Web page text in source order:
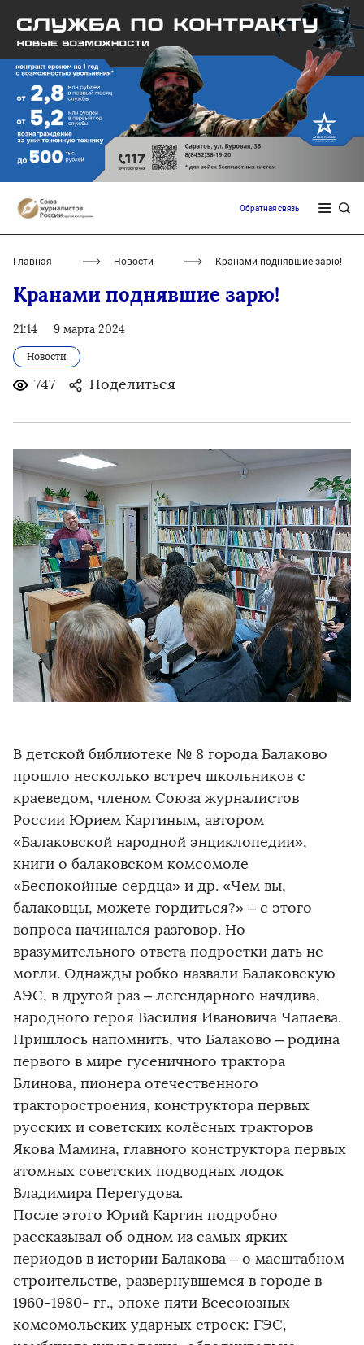
Обратная связь
Главная Новости Кранами поднявшие зарю!
Кранами поднявшие зарю!
21:14 9 марта 2024
Новости
747 Поделиться
В детской библиотеке № 8 города Балаково
прошло несколько встреч школьников с
краеведом, членом Союза журналистов
России Юрием Каргиным, автором
«Балаковской народной энциклопедии»,
книги о балаковском комсомоле
«Беспокойные сердца» и др. «Чем вы,
балаковцы, можете гордиться?» – с этого
вопроса начинался разговор. Но
вразумительного ответа подростки дать не
могли. Однажды робко назвали Балаковскую
АЭС, в другой раз – легендарного начдива,
народного героя Василия Ивановича Чапаева.
Пришлось напомнить, что Балаково – родина
первого в мире гусеничного трактора
Блинова, пионера отечественного
тракторостроения, конструктора первых
русских и советских колёсных тракторов
Якова Мамина, главного конструктора первых
атомных советских подводных лодок
Владимира Перегудова.
После этого Юрий Каргин подробно
рассказывал об одном из самых ярких
периодов в истории Балакова – о масштабном
строительстве, развернувшемся в городе в
1960-1980- гг., эпохе пяти Всесоюзных
комсомольских ударных строек: ГЭС,